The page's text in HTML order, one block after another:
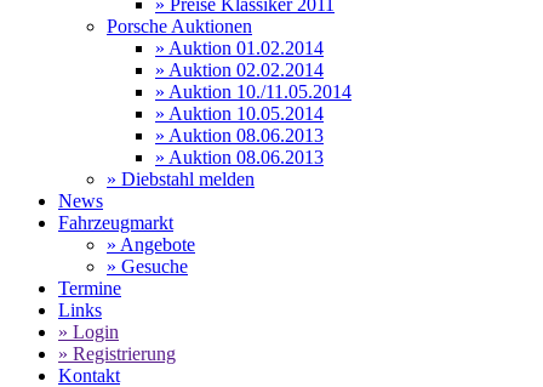
» Preise Klassiker 2011
Porsche Auktionen
» Auktion 01.02.2014
» Auktion 02.02.2014
» Auktion 10./11.05.2014
» Auktion 10.05.2014
» Auktion 08.06.2013
» Auktion 08.06.2013
» Diebstahl melden
News
Fahrzeugmarkt
» Angebote
» Gesuche
Termine
Links
» Login
» Registrierung
Kontakt